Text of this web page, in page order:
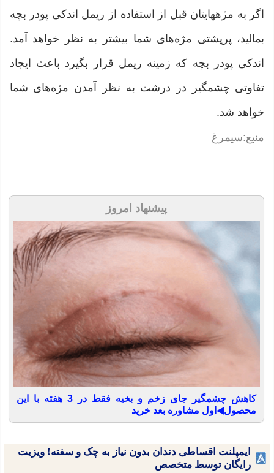
اگر به مژه‎هایتان قبل از استفاده از ریمل اندکی پودر بچه
بمالید، پرپشتی مژه‌های شما بیشتر به نظر خواهد آمد.
اندکی پودر بچه که زمینه ریمل قرار بگیرد باعث ایجاد
تفاوتی چشمگیر در درشت به نظر آمدن مژه‌های شما
خواهد شد.
منبع:سیمرغ
پیشنهاد امروز
کاهش چشمگیر جای زخم و بخیه فقط در 3 هفته با این
محصول◀اول مشاوره بعد خرید
ایمپلنت اقساطی دندان بدون نیاز به چک و سفته! ویزیت
رایگان توسط متخصص